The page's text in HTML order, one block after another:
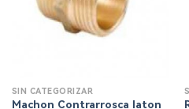
SIN CATEGORIZAR
Machon Contrarrosca laton